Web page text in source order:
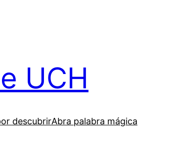
UCH
descubrirAbra palabra mágica